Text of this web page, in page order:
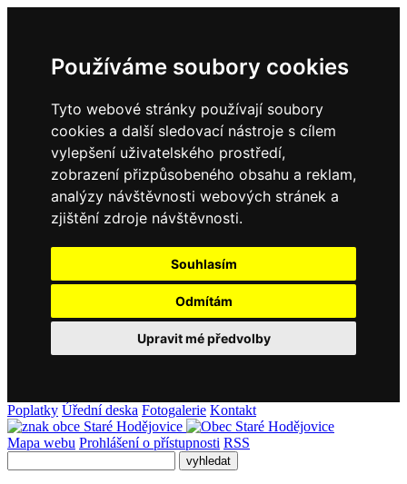
Používáme soubory cookies
Tyto webové stránky používají soubory
cookies a další sledovací nástroje s cílem
vylepšení uživatelského prostředí,
zobrazení přizpůsobeného obsahu a reklam,
analýzy návštěvnosti webových stránek a
zjištění zdroje návštěvnosti.
Souhlasím
Odmítám
Upravit mé předvolby
Poplatky Úřední deska Fotogalerie Kontakt
Mapa webu Prohlášení o přístupnosti RSS